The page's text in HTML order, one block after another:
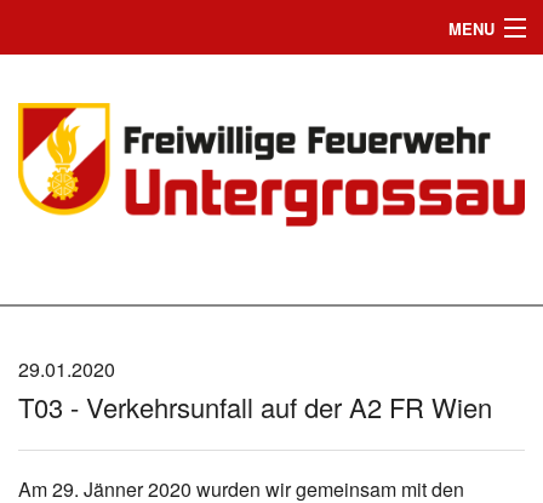
MENU
Einsätze
News
Wir suchen Dich
Fahrzeuge
29.01.2020
T03 - Verkehrsunfall auf der A2 FR Wien
Am 29. Jänner 2020 wurden wir gemeinsam mit den